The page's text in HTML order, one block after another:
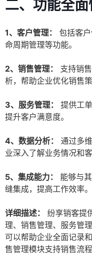
二、功能全面
1、客户管理：
包括客
命周期管理等功能。
2、销售管理：
支持销
析，帮助企业优化销售策
3、服务管理：
提供工
提升客户满意度。
4、数据分析：
通过多
业深入了解业务情况和客
5、集成能力：
能够与
缝集成，提高工作效率。
详细描述：
纷享销客提
理、销售管理、服务管
可以帮助企业全面记录
售管理模块支持销售流